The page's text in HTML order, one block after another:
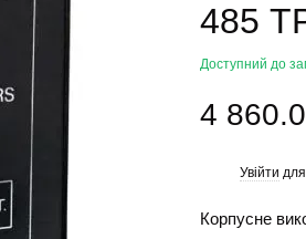
485
Доступний до
4
Увійти
Корпусне